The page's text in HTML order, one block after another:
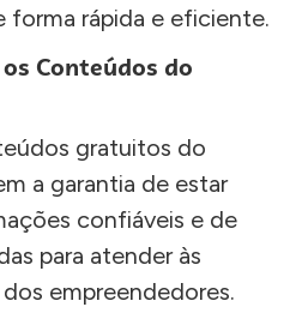
forma rápida e eficiente.
Conteúdos do
gratuitos do
a garantia de estar
confiáveis e de
para atender às
empreendedores.